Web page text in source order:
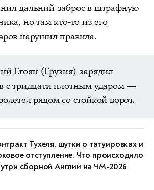
дальний заброс в штрафную
но там кто-то из его
нарушил правила.
Егоян (Грузия) зарядил
с тридцати плотным ударом —
рядом со стойкой ворот.
Тухеля, шутки о татуировках и
отступление. Что происходило
сборной Англии на ЧМ-2026